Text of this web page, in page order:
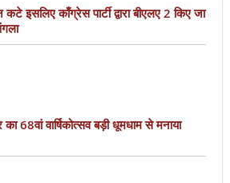
इसलिए काँग्रेस पार्टी द्वारा बीएलए 2 किए जा
का 68वां वार्षिकोत्सव बड़ी धूमधाम से मनाया